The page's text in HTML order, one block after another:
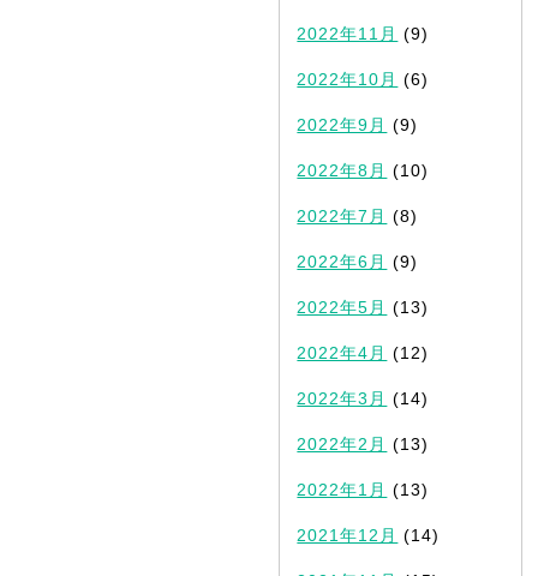
2022年11月 (9)
2022年10月 (6)
2022年9月 (9)
2022年8月 (10)
2022年7月 (8)
2022年6月 (9)
2022年5月 (13)
2022年4月 (12)
2022年3月 (14)
2022年2月 (13)
2022年1月 (13)
2021年12月 (14)